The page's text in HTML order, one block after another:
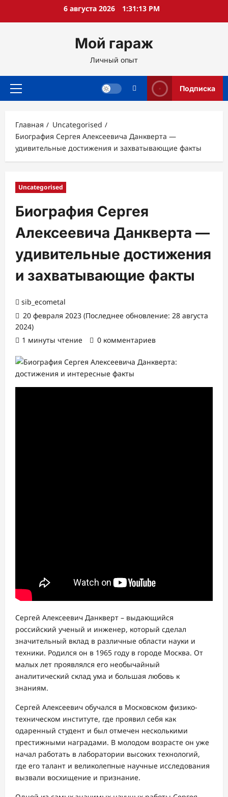
6 августа 2026 1:31:14 PM
Мой гараж
Личный опыт
Основное
Подписка
Главная
Uncategorised
Биография Сергея Алексеевича Данкверта —
удивительные достижения и захватывающие факты
Uncategorised
Биография Сергея
Алексеевича Данкверта —
удивительные достижения
и захватывающие факты
sib_ecometal
20 февраля 2023 (Последнее обновление: 28 августа
2024)
1 минуты чтение
0 комментариев
Сергей Алексеевич Данкверт – выдающийся
российский ученый и инженер, который сделал
значительный вклад в различные области науки и
техники. Родился он в 1965 году в городе Москва. От
малых лет проявлялся его необычайный
аналитический склад ума и большая любовь к
знаниям.
Сергей Алексеевич обучался в Московском физико-
техническом институте, где проявил себя как
одаренный студент и был отмечен несколькими
престижными наградами. В молодом возрасте он уже
начал работать в лаборатории высоких технологий,
где его талант и великолепные научные исследования
вызвали восхищение и признание.